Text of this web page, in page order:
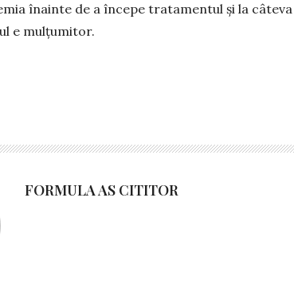
înainte de a începe tratamentul și la câteva
e mul­țumitor.
FORMULA AS CITITOR